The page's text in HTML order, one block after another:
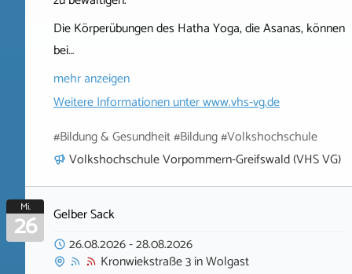
Die Körperübungen des Hatha Yoga, die Asanas, können
bei…
mehr anzeigen
Weitere Informationen unterwww.vhs-vg.de
#Bildung & Gesundheit #Bildung #Volkshochschule
Volkshochschule Vorpommern-Greifswald (VHS VG)
Mi.
26
Gelber Sack
26.08.2026-28.08.2026
Kronwiekstraße 3inWolgast